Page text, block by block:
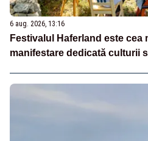
6 aug. 2026, 13:16
Festivalul Haferland este cea
manifestare dedicată culturii